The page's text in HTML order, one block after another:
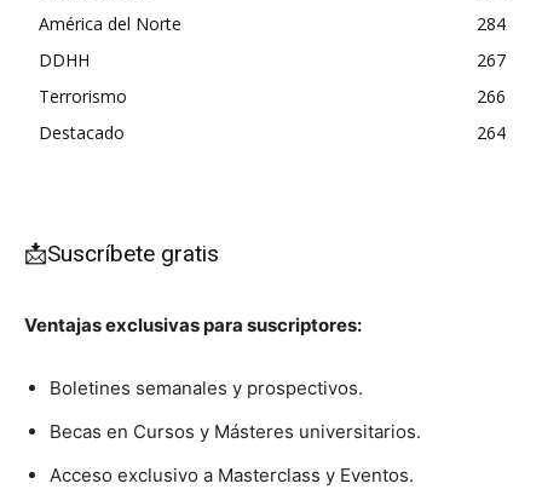
América del Norte
284
DDHH
267
Terrorismo
266
Destacado
264
📩Suscríbete gratis
Ventajas exclusivas para suscriptores:
Boletines semanales y prospectivos.
Becas en Cursos y Másteres universitarios.
Acceso exclusivo a Masterclass y Eventos.